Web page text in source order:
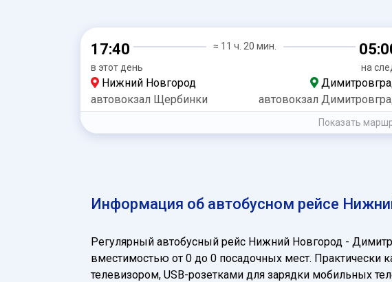
17:40
в этот день
≈ 11 ч. 20 мин.
на
Нижний Новгород
автовокзал Щербинки
автовокзал
Показать
Информация об автобусном рейсе
Регулярный автобусный рейс Нижний Новгород -
вместимостью от 0 до 0 посадочных мест.
телевизором, USB-розетками для зарядки мобильных